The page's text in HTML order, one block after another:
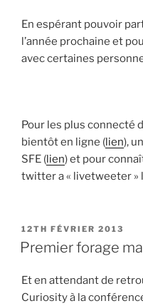
En espérant pouvoir
l’année prochaine et
avec certaines
Pour les plus connecté
bientôt en ligne (lien),
SFE (lien) et pour
twitter a « livetweeter »
PUBLIÉ
LE
12TH FÉVRIER 2013
Premier forage
Et en attendant de
Curiosity à la